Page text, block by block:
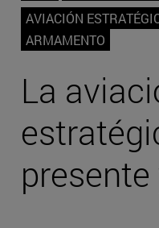
AVIACIÓN
ARMAMENTO
La